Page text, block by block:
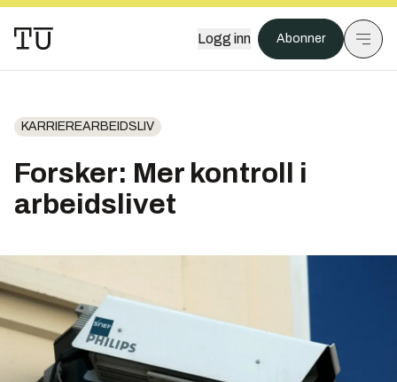
Logg inn Abonner
KARRIEREARBEIDSLIV
Forsker: Mer kontroll i
arbeidslivet